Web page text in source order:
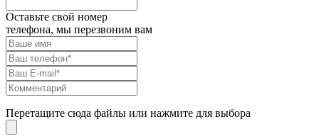
Оставьте свой номер
телефона, мы перезвоним вам
Перетащите сюда файлы или нажмите для выбора